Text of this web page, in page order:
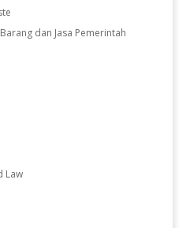
dan Jasa Pemerintah
Law